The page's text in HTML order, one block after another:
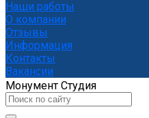
Наши работы
О компании
Отзывы
Информация
Контакты
Вакансии
Монумент Студия